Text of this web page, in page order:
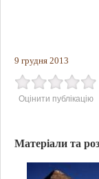
9 грудня 2013
Оцінити публікацію
Матеріали та